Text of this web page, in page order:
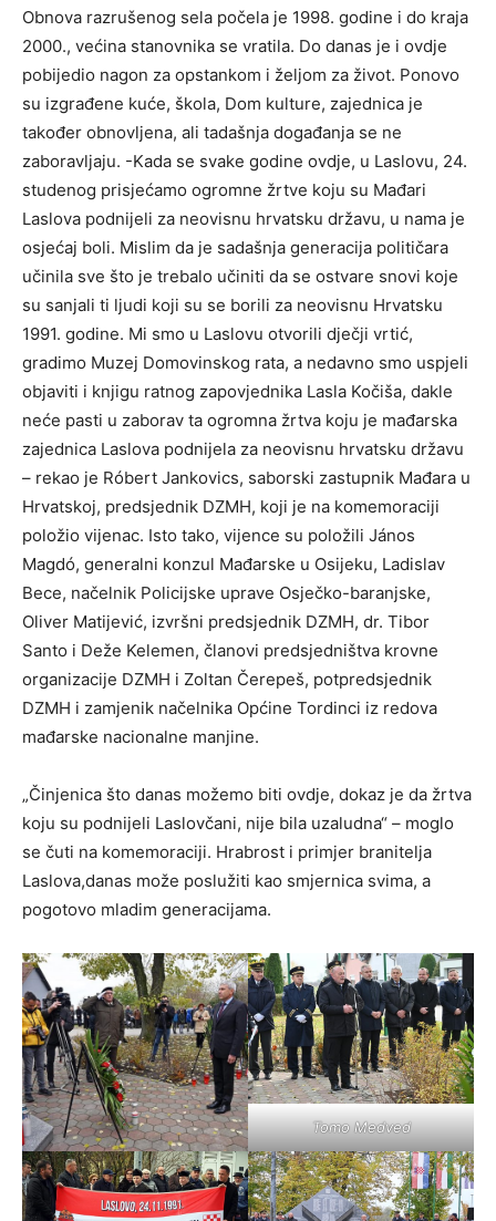
Obnova razrušenog sela počela je 1998. godine i do kraja
2000., većina stanovnika se vratila. Do danas je i ovdje
pobijedio nagon za opstankom i željom za život. Ponovo
su izgrađene kuće, škola, Dom kulture, zajednica je
također obnovljena, ali tadašnja događanja se ne
zaboravljaju. -Kada se svake godine ovdje, u Laslovu, 24.
studenog prisjećamo ogromne žrtve koju su Mađari
Laslova podnijeli za neovisnu hrvatsku državu, u nama je
osjećaj boli. Mislim da je sadašnja generacija političara
učinila sve što je trebalo učiniti da se ostvare snovi koje
su sanjali ti ljudi koji su se borili za neovisnu Hrvatsku
1991. godine. Mi smo u Laslovu otvorili dječji vrtić,
gradimo Muzej Domovinskog rata, a nedavno smo uspjeli
objaviti i knjigu ratnog zapovjednika Lasla Kočiša, dakle
neće pasti u zaborav ta ogromna žrtva koju je mađarska
zajednica Laslova podnijela za neovisnu hrvatsku državu
– rekao je Róbert Jankovics, saborski zastupnik Mađara u
Hrvatskoj, predsjednik DZMH, koji je na komemoraciji
položio vijenac. Isto tako, vijence su položili János
Magdó, generalni konzul Mađarske u Osijeku, Ladislav
Bece, načelnik Policijske uprave Osječko-baranjske,
Oliver Matijević, izvršni predsjednik DZMH, dr. Tibor
Santo i Deže Kelemen, članovi predsjedništva krovne
organizacije DZMH i Zoltan Čerepeš, potpredsjednik
DZMH i zamjenik načelnika Općine Tordinci iz redova
mađarske nacionalne manjine.
„Činjenica što danas možemo biti ovdje, dokaz je da žrtva
koju su podnijeli Laslovčani, nije bila uzaludna“ – moglo
se čuti na komemoraciji. Hrabrost i primjer branitelja
Laslova,danas može poslužiti kao smjernica svima, a
pogotovo mladim generacijama.
Tomo Medved